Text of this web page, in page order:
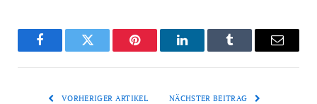
FacebookTwitter Pinterest LinkedInTumblr Email
VORHERIGER ARTIKEL NÄCHSTER BEITRAG